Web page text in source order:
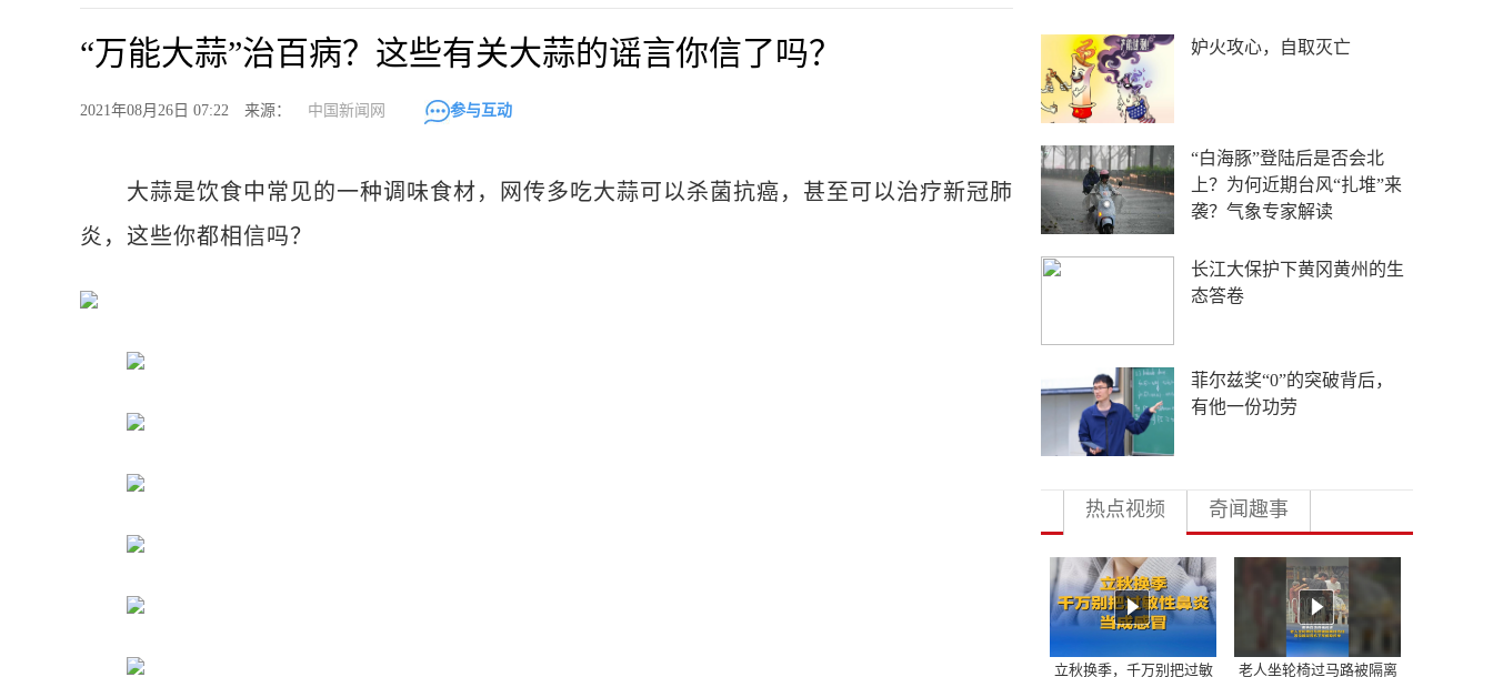
“万能大蒜”治百病？这些有关大蒜的谣言你信了吗？
2021年08月26日 07:22 来源： 中国新闻网 参与互动
大蒜是饮食中常见的一种调味食材，网传多吃大蒜可以杀菌抗癌，甚至可以治疗新冠肺
炎，这些你都相信吗？
妒火攻心，自取灭亡
“白海豚”登陆后是否会北
上？为何近期台风“扎堆”来
袭？气象专家解读
长江大保护下黄冈黄州的生
态答卷
菲尔兹奖“0”的突破背后，
有他一份功劳
热点视频 奇闻趣事
立秋换季，千万别把过敏
老人坐轮椅过马路被隔离